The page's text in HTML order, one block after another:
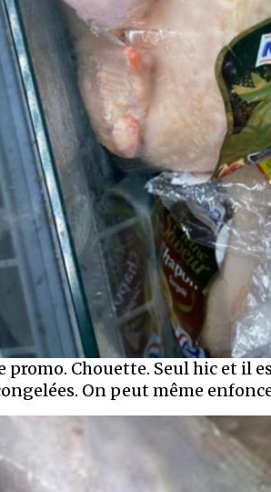
promo. Chouette. Seul hic et il
On peut même